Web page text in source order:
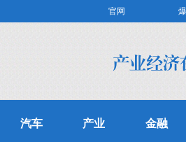
官网
汽车 产业 金融